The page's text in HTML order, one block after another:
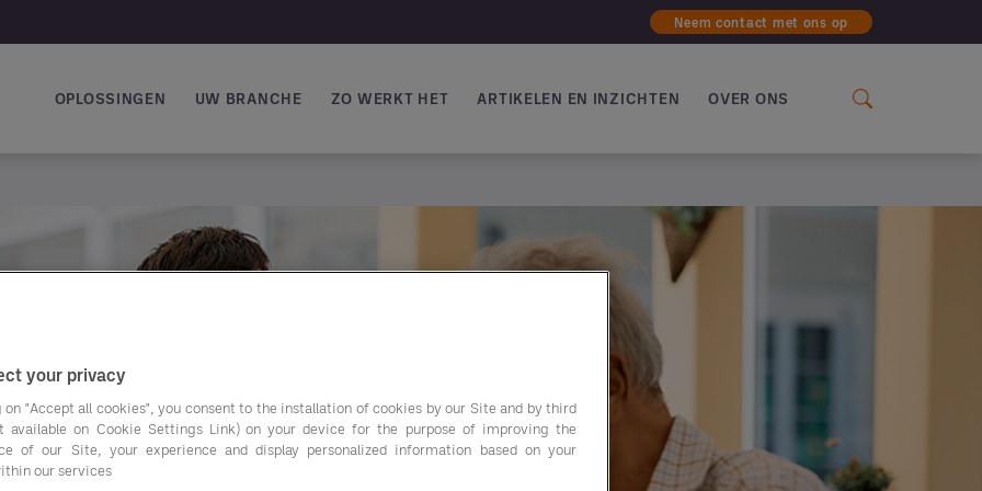
Neem contact met ons op
Hoofdnavigatie
OPLOSSINGEN UW BRANCHE ZO WERKT HET ARTIKELEN EN INZICHTEN OVER ONS
your privacy
"Accept all cookies", you consent to the installation of cookies by our Site and by third
available on Cookie Settings Link) on your device for the purpose of improving the
of our Site, your experience and display personalized information based on your
our services